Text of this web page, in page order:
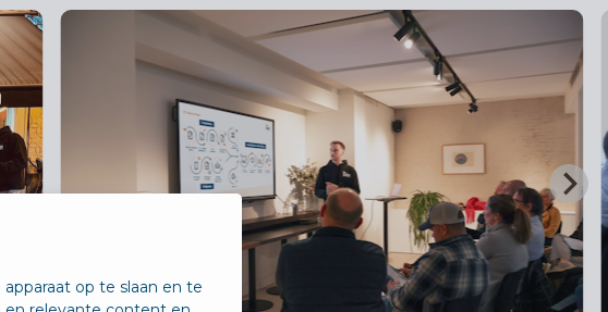
op te slaan en te